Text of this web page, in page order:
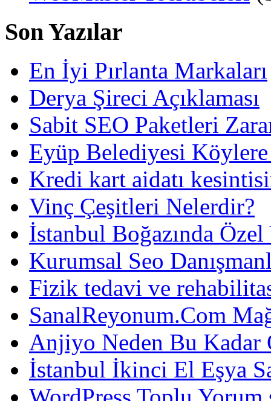
Son Yazılar
En İyi Pırlanta Markaları
Derya Şireci Açıklaması
Sabit SEO Paketleri
Eyüp Belediyesi
Kredi kart aidatı
Vinç Çeşitleri Nelerdir?
İstanbul Boğazında
Kurumsal Seo
Fizik tedavi ve
SanalReyonum.Com
Anjiyo Neden Bu Kadar
İstanbul İkinci El Eşya